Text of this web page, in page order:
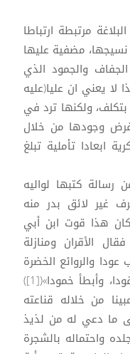
مرتبطة ارتباطا
نسيجها، مضفية عليها
والجمود الذي
لا يعني ان عليا(عليه
ولكنها ترد في
وجودها من خلال
ابعادا تأملية تبلغ
كتبها لواليه
غير لائق بدر منه
هذا قوت ابن أبي
الأقران ومنازلة
عودا والروائع الخضرة
ارق جلودا، والنباتات البرية اقوى وقودا، وأبطأ خمودا»([1])
من خلاله قناعته
ما دعي له من لذيذ
واحتماله بالشجرة